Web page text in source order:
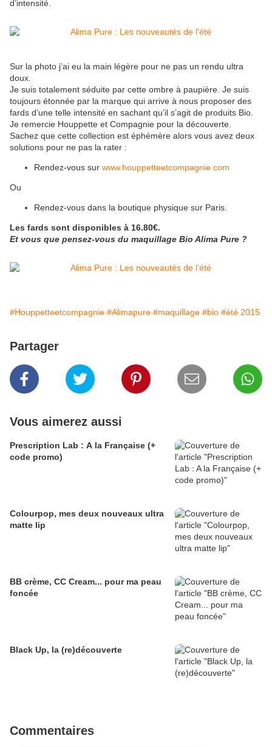
d’intensité.
Sur la photo j’ai eu la main légère pour ne pas un rendu ultra
doux.
Je suis totalement séduite par cette ombre à paupière. Je suis
toujours étonnée par la marque qui arrive à nous proposer des
fards d’une telle intensité en sachant qu’il s’agit de produits Bio.
Je remercie Houppette et Compagnie pour la découverte.
Sachez que cette collection est éphémère alors vous avez deux
solutions pour ne pas la rater :
Rendez-vous sur www.houppetteetcompagnie.com
Ou
Rendez-vous dans la boutique physique sur Paris.
Les fards sont disponibles à 16.80€.
Et vous que pensez-vous du maquillage Bio Alima Pure ?
#Houppetteetcompagnie #Alimapure #maquillage #bio #été 2015
Partager
Vous aimerez aussi
Prescription Lab : A la Française (+
code promo)
Colourpop, mes deux nouveaux ultra
matte lip
BB crème, CC Cream... pour ma peau
foncée
Black Up, la (re)découverte
Commentaires